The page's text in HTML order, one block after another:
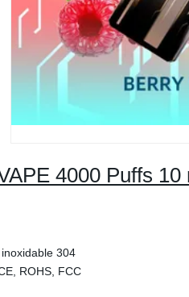
4000 Puffs
304
ROHS, FCC